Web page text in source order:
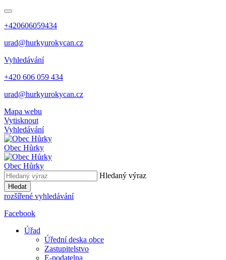
+420606059434
urad@hurkyurokycan.cz
Vyhledávání
+420 606 059 434
urad@hurkyurokycan.cz
Mapa webu
Vytisknout
Vyhledávání
Obec Hůrky
Obec Hůrky
Hledaný výraz
Hledat
rozšířené vyhledávání
Facebook
Úřad
Úřední deska obce
Zastupitelstvo
E-podatelna